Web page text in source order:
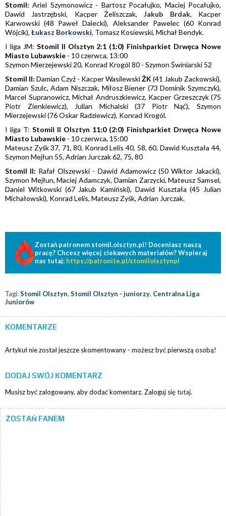
Stomil:Ariel Szymonowicz - Bartosz Pocałujko, Maciej Pocałujko,
Dawid Jastrzębski, Kacper Żeliszczak,Jakub Brdak, Kacper
Karwowski (48 Paweł Dalecki), Aleksander Pawelec (60 Konrad
Wójcik), Łukasz Borkowski, Tomasz Kosiewski, Michał Bendyk.
I liga JM: Stomil II Olsztyn 2:1 (1:0) Finishparkiet Drwęca Nowe
Miasto Lubawskie - 10 czerwca, 13:00
Szymon Mierzejewski 20, Konrad Krogól 80 - Szymon Świniarski 52
Stomil II: Damian Czyż - Kacper WasilewskiŻK (41 Jakub Zackowski),
Damian Szulc, Adam Niszczak, Miłosz Biener (73 Dominik Szymczyk),
Marcel Supranowicz, Michał Andruszkiewicz, Kacper Grzeszczyk (75
Piotr Zienkiewicz), Julian Michalski (37 Piotr Nąć), Szymon
Mierzejewski (76 Oskar Radziewicz), Konrad Krogól.
I liga T: Stomil II Olsztyn 11:0 (2:0) Finishparkiet Drwęca Nowe
Miasto Lubawskie - 10 czerwca, 15:00
Mateusz Zyśk 37, 71, 80, Konrad Lelis 40, 58, 60, Dawid Kuształa 44,
Szymon Mejłun 55, Adrian Jurczak 62, 75, 80
Stomil II: Rafał Olszewski - Dawid Adamowicz (50 Wiktor Jakacki),
Szymon Mejłun, Maciej Adamczyk, Damian Zarzycki, Mateusz Samsel,
Daniel Witkowski (67 Jakub Kamiński), Dawid Kuształa (45 Julian
Michałowski), Konrad Lelis, Mateusz Zyśk, Adrian Jurczak.
Zostań patronem stomil.olsztyn.pl! Doceniasz naszą
pracę? Chcesz więcej ciekawych materiałów? Wspieraj
nas tutaj: https://patronite.pl/stomilolsztynpl
Tagi:Stomil Olsztyn, Stomil Olsztyn - juniorzy, Centralna Liga
Juniorów
KOMENTARZE
Artykuł nie został jeszcze skomentowany - możesz być pierwszą osobą!
DODAJ SWÓJ KOMENTARZ
Musisz być zalogowany, aby dodać komentarz. Zaloguj siętutaj.
ZOSTAŃ FANEM